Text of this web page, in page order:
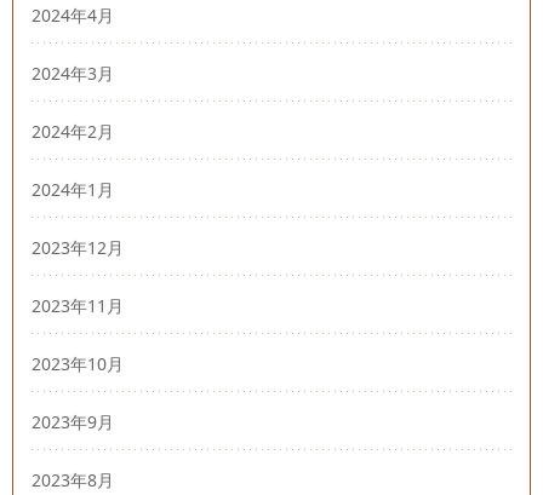
2024年4月
2024年3月
2024年2月
2024年1月
2023年12月
2023年11月
2023年10月
2023年9月
2023年8月